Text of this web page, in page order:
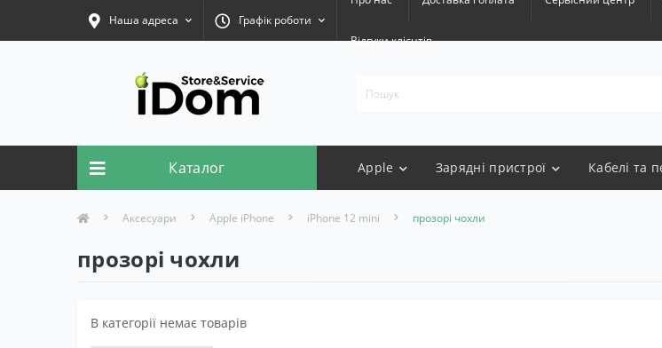
Наша адреса Графік роботи
Відгуки клієнтів
Каталог Apple Зарядні пристрої Кабелі та
Аксесуари Apple iPhone iPhone 12 mini прозорі чохли
прозорі чохли
В категорії немає товарів